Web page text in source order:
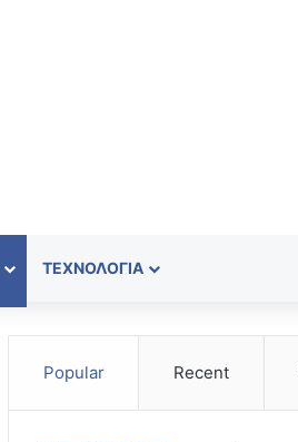
ΤΕΧΝΟΛΟΓΊΑ
Popular Recent